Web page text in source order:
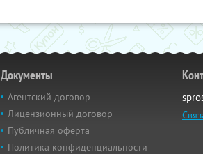
Документы
Агентский договор
Лицензионный договор
Публичная оферта
Политика конфиденциальности